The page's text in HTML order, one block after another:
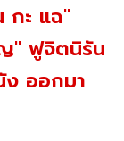
กะ แฉ"
" ฟูจิตนิรัน
ออกมา